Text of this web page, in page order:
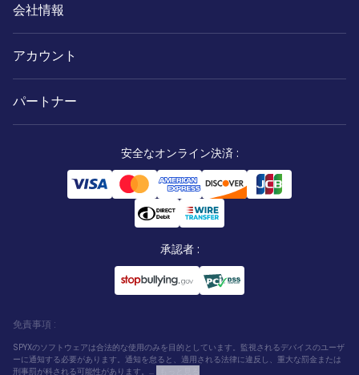
会社情報
アカウント
パートナー
安全なオンライン決済 :
承認者 :
免責事項 :
SPYXのソフトウェアは合法的な使用のみを目的としています。監視されるデバイスのユーザ
ーに通知する必要があります。通知を怠ると、適用される法律に違反し、重大な罰金または
刑事罰が科される可能性があります。...